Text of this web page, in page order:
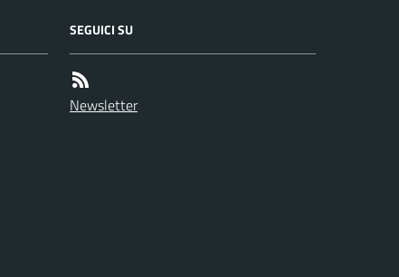
SEGUICI SU
Newsletter